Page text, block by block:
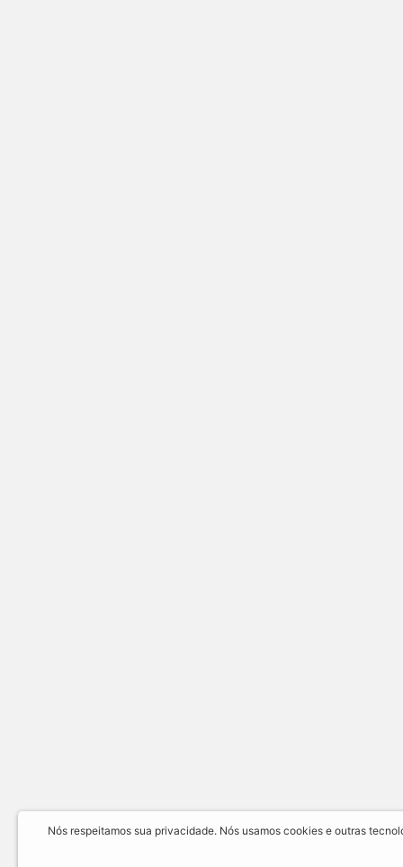
Nós respeitamos sua privacidade. Nós usamos cookies e outras